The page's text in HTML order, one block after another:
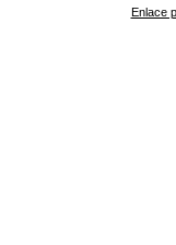
Enlace